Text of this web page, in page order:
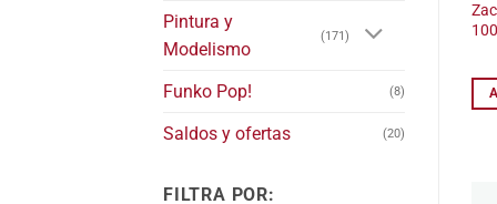
Pintura y
Modelismo
(171)
Funko Pop! (8)
Saldos y ofertas (20)
FILTRA POR:
100